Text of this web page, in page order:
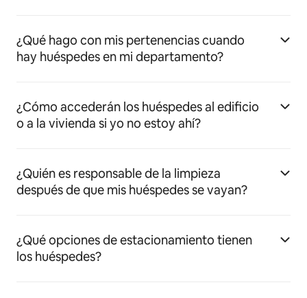
¿Qué hago con mis pertenencias cuando
hay huéspedes en mi departamento?
¿Cómo accederán los huéspedes al edificio
o a la vivienda si yo no estoy ahí?
¿Quién es responsable de la limpieza
después de que mis huéspedes se vayan?
¿Qué opciones de estacionamiento tienen
los huéspedes?